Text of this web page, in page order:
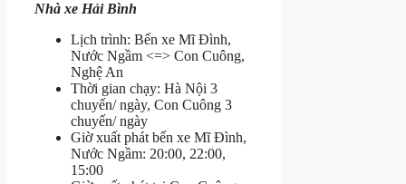
Nhà xe Hải Bình
Lịch trình: Bến xe Mĩ Đình,
Nước Ngầm <=> Con Cuông,
Nghệ An
Thời gian chạy: Hà Nội 3
chuyến/ ngày, Con Cuông 3
chuyến/ ngày
Giờ xuất phát bến xe Mĩ Đình,
Nước Ngầm: 20:00, 22:00,
15:00